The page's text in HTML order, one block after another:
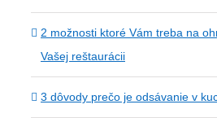
2 možnosti ktoré Vám treba na
Vašej reštaurácii
3 dôvody prečo je odsávanie v